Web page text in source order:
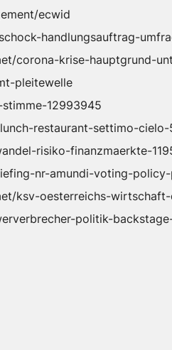
ecwid
handlungsauftrag-
corona-krise-hauptgrund-
pleitewelle
12993945
restaurant-settimo-
risiko-finanzmaerkte-
nr-amundi-voting-
ksv-oesterreichs-
politik-